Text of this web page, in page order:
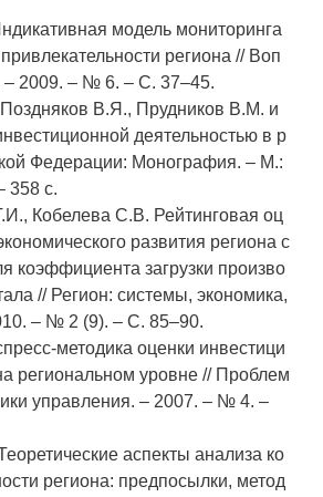
модель мониторинга
региона // Воп
– 2009. – № 6. – С. 37–45.
В.Я., Прудников В.М. и
деятельностью в р
Федерации: Монография. – М.:
358 с.
Кобелева С.В. Рейтинговая оц
развития региона с
коэффициента загрузки произво
// Регион: системы, экономика,
– № 2 (9). – С. 85–90.
методика оценки инвестици
региональном уровне // Проблем
управления. – 2007. – № 4. –
аспекты анализа ко
региона: предпосылки, метод